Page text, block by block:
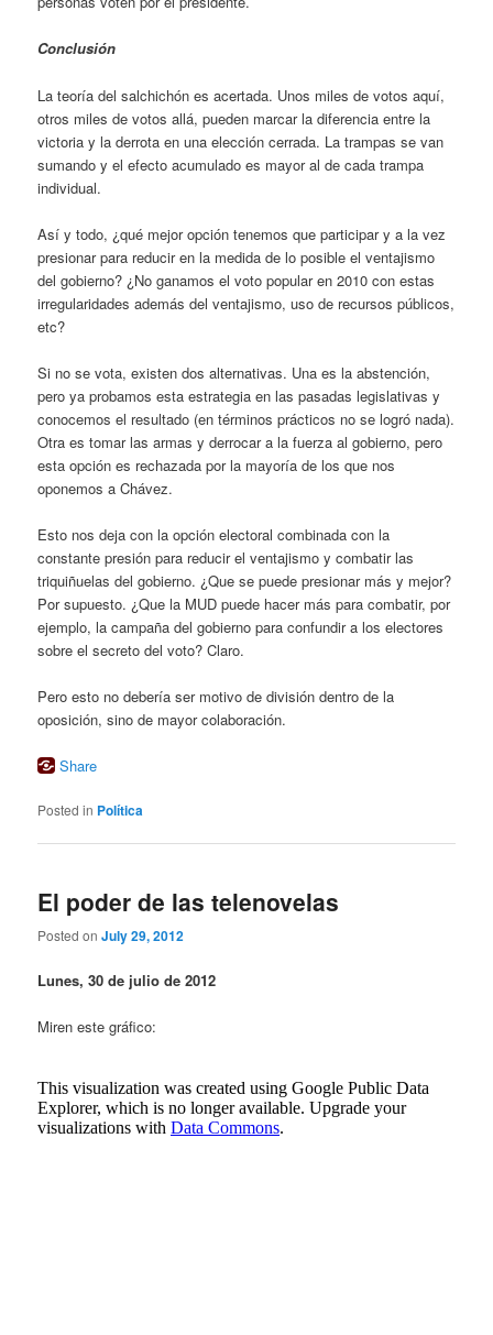
Conclusión
La teoría del salchichón es acertada. Unos miles de votos aquí,
otros miles de votos allá, pueden marcar la diferencia entre la
victoria y la derrota en una elección cerrada. La trampas se van
sumando y el efecto acumulado es mayor al de cada trampa
individual.
Así y todo, ¿qué mejor opción tenemos que participar y a la vez
presionar para reducir en la medida de lo posible el ventajismo
del gobierno? ¿No ganamos el voto popular en 2010 con estas
irregularidades además del ventajismo, uso de recursos públicos,
etc?
Si no se vota, existen dos alternativas. Una es la abstención,
pero ya probamos esta estrategia en las pasadas legislativas y
conocemos el resultado (en términos prácticos no se logró nada).
Otra es tomar las armas y derrocar a la fuerza al gobierno, pero
esta opción es rechazada por la mayoría de los que nos
oponemos a Chávez.
Esto nos deja con la opción electoral combinada con la
constante presión para reducir el ventajismo y combatir las
triquiñuelas del gobierno. ¿Que se puede presionar más y mejor?
Por supuesto. ¿Que la MUD puede hacer más para combatir, por
ejemplo, la campaña del gobierno para confundir a los electores
sobre el secreto del voto? Claro.
Pero esto no debería ser motivo de división dentro de la
oposición, sino de mayor colaboración.
Share
Posted in Política
El poder de las telenovelas
Posted onJuly 29, 2012
Lunes, 30 de julio de 2012
Miren este gráfico: